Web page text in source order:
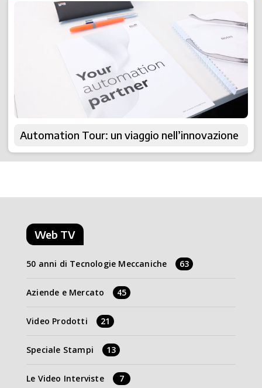
Automation Tour: un viaggio nell’innovazione
Web TV
50 anni di Tecnologie Meccaniche 63
Aziende e Mercato 45
Video Prodotti 21
Speciale Stampi 13
Le Video Interviste 7